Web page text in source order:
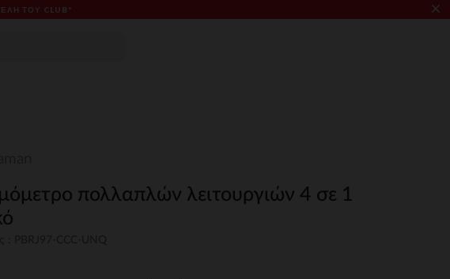
ΤΟΥ CLUB* ×
πολλαπλών λειτουργιών 4 σε 1